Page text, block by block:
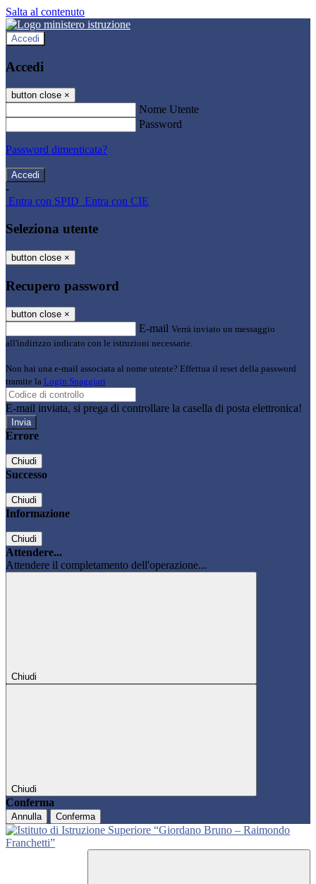
Salta al contenuto
Accedi
Accedi
button close ×
Nome Utente
Password
Password dimenticata?
-
Entra con SPID Entra con CIE
Seleziona utente
button close ×
Recupero password
button close ×
E-mail Verrà inviato un messaggio
all'indirizzo indicato con le istruzioni necessarie.
Non hai una e-mail associata al nome utente? Effettua il reset della password
tramite la Login Spaggiari
E-mail inviata, si prega di controllare la casella di posta elettronica!
Errore
Chiudi
Successo
Chiudi
Informazione
Chiudi
Attendere...
Attendere il completamento dell'operazione...
Chiudi
Chiudi
Conferma
Annulla Conferma